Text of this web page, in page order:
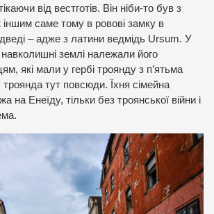
від вестготів. Він ніби-то був з
іншим саме тому в ровові замку в
– адже з латини ведмідь Ursum. У
навколишні землі належали його
які мали у гербі троянду з п’ятьма
тут повсюди. Їхня сімейна
на Енеїду, тільки без троянської війни і